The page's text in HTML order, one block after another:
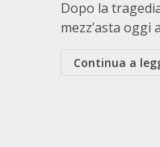
Dopo la
mezz’asta oggi
Continua a